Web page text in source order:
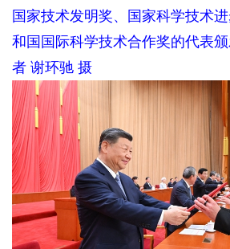
国家技术发明奖、国家科学技术
和国国际科学技术合作奖的代表
者 谢环驰 摄